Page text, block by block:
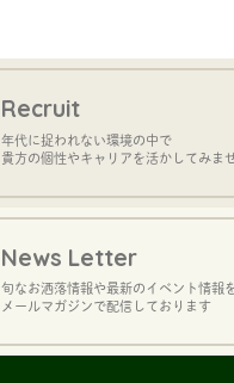
Recruit
年代に捉われない環境の中で
貴方の個性やキャリアを活かしてみま
News Letter
旬なお洒落情報や最新のイベント情報
メールマガジンで配信しております